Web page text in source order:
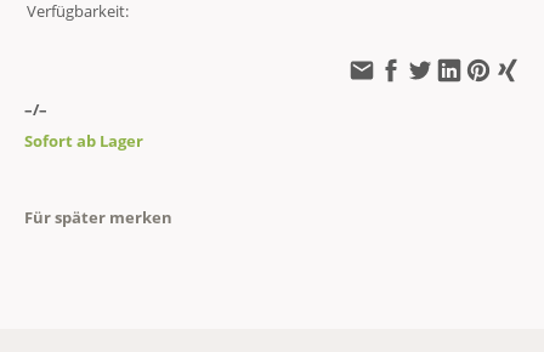
Verfügbarkeit:
–/–
Sofort ab Lager
Für später merken